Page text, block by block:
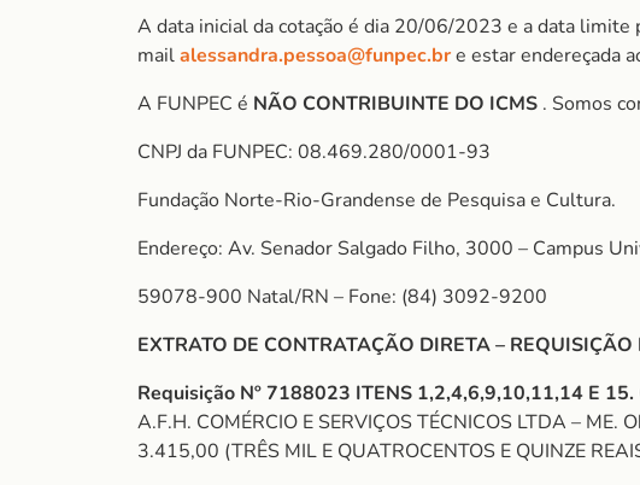
A data inicial da cotação é dia 20/06/2023 e a data
mailalessandra.pessoa@funpec.bre estar endereçada
A FUNPEC é NÃO CONTRIBUINTE DO ICMS . Somos
CNPJ da FUNPEC: 08.469.280/0001-93
Fundação Norte-Rio-Grandense de Pesquisa e Cultura.
Endereço: Av. Senador Salgado Filho, 3000 – Campus
59078-900 Natal/RN – Fone: (84) 3092-9200
EXTRATO DE CONTRATAÇÃO DIRETA –
Requisição Nº 7188023 ITENS 1,2,4,6,9,10,11,14 E 15.
A.F.H. COMÉRCIO E SERVIÇOS TÉCNICOS LTDA –
3.415,00 (TRÊS MIL E QUATROCENTOS E QUINZE